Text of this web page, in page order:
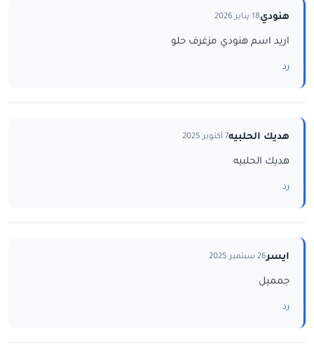
هنودي18 يناير 2026
اريد اسم هنودي مزغرف حلو
رد
هديك الحلبيه7 أكتوبر 2025
هديك الحلبيه
رد
ايسر26 سبتمبر 2025
جمميل
رد